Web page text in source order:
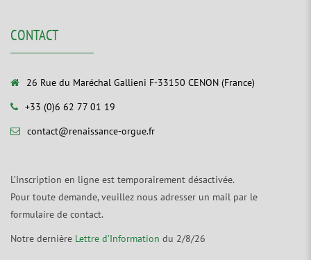
CONTACT
26 Rue du Maréchal Gallieni F-33150 CENON (France)
+33 (0)6 62 77 01 19
contact@renaissance-orgue.fr
L’Inscription en ligne est temporairement désactivée.
Pour toute demande, veuillez nous adresser un mail par le
formulaire de contact.
Notre dernière Lettre d’Information du 2/8/26